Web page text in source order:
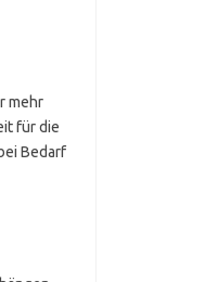
mehr
für die
Bedarf